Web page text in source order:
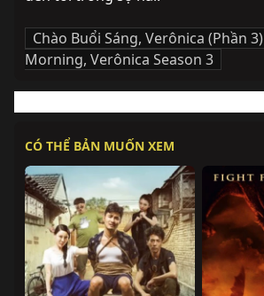
Chào Buổi Sáng, Verônica (Phần 3)
Morning, Verônica Season 3
CÓ THỂ BẢN MUỐN XEM